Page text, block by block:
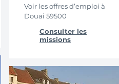
Voir les offres d’emploi à
Douai 59500
Consulter les
missions